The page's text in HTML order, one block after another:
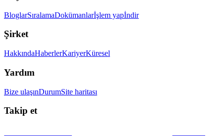
BloglarSıralamaDokümanlarİşlem yapİndir
Şirket
HakkındaHaberlerKariyerKüresel
Yardım
Bize ulaşınDurumSite haritası
Takip et